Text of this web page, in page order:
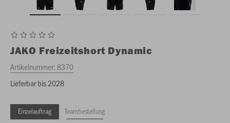
JAKO Freizeitshort Dynamic
Artikelnummer:8370
Lieferbar bis 2028
Einzelauftrag Teambestellung